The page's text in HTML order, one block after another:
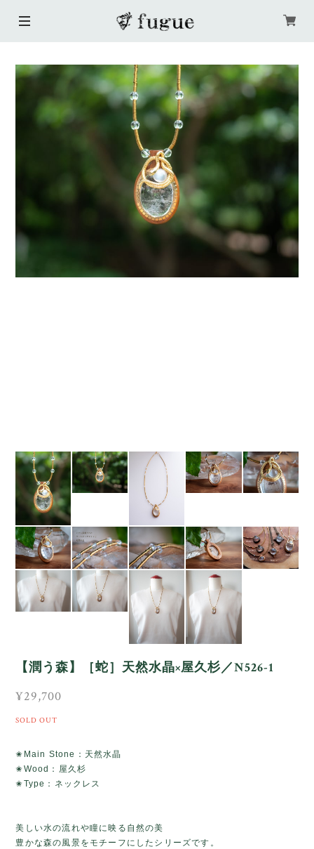
【潤う森】［蛇］天然水晶×屋久杉／N526-1
¥29,700
SOLD OUT
✬Main Stone：天然水晶
✬Wood：屋久杉
✬Type：ネックレス
美しい水の流れや瞳に映る自然の美
豊かな森の風景をモチーフにしたシリーズです。